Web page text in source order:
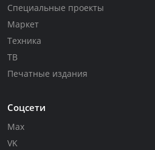
Специальные проекты
Маркет
Техника
ТВ
Печатные издания
Соцсети
Max
VK